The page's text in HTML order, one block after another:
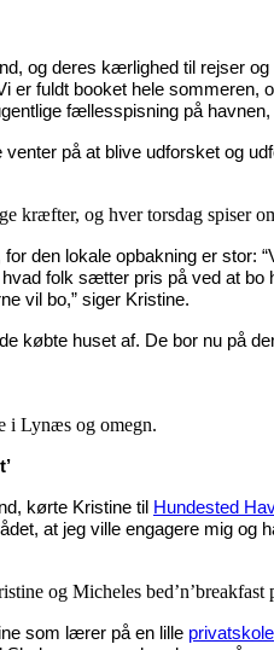
og deres kærlighed til rejser
fuldt booket hele sommeren,
fællesspisning på
på at blive udforsket og
kræfter, og hver torsdag spiser
den lokale opbakning er stor:
folk sætter pris på ved at
vil bo,” siger Kristine.
købte huset af. De bor nu på
i Lynæs og omegn.
kørte Kristine til Hundested
at jeg ville engagere mig og
og Micheles bed’n’breakfast
som lærer på en lille privatskole